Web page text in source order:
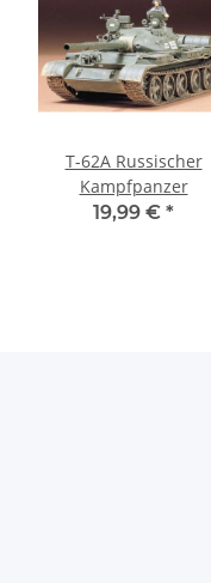
T-62A Russischer
Kampfpanzer
19,99 € *